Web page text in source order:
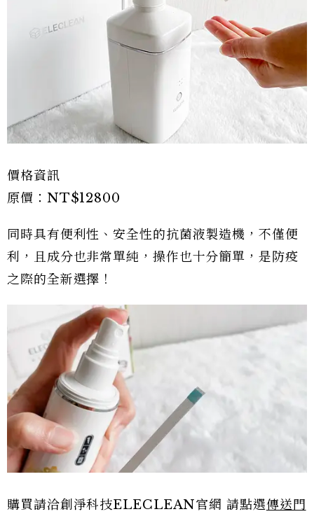
價格資訊
原價：NT$12800
同時具有便利性、安全性的抗菌液製造機，不僅便
利，且成分也非常單純，操作也十分簡單，是防疫
之際的全新選擇！
購買請洽創淨科技ELECLEAN官網 請點選傳送門